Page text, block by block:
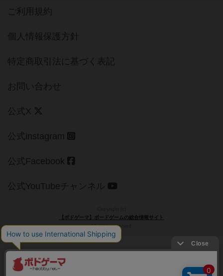
ご利用規約
個人情報保護方針
特定商取引法に基づく表記
お問い合わせ
公式X
公式instagram
公式Facebook
公式YouTubeチャンネル
【ボドゲーマ】ボードゲームの総合情報サイト
All rights reserved.